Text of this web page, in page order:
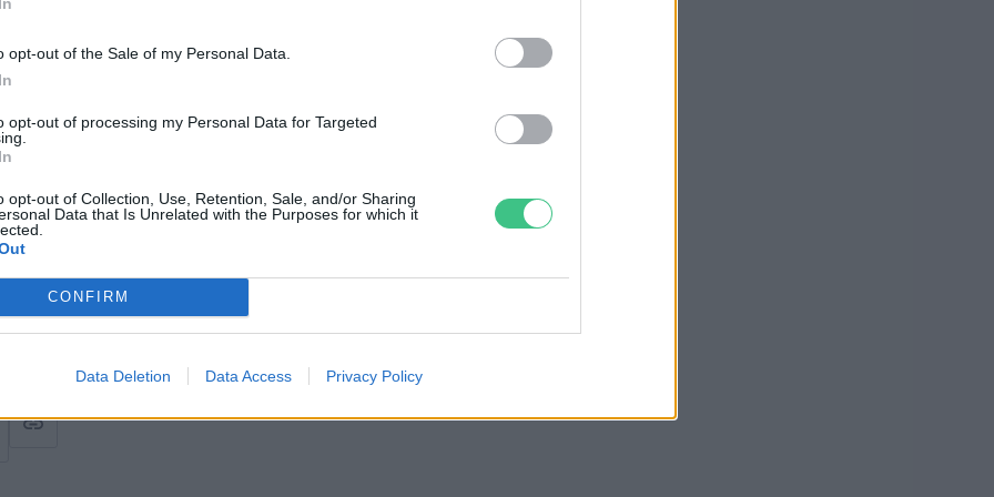
opt-out of the Sale of my Personal Data.
opt-out of processing my Personal Data for Targeted
opt-out of Collection, Use, Retention, Sale, and/or Sharing
Data that Is Unrelated with the Purposes for which it
CONFIRM
Data Deletion Data Access Privacy Policy
Diásdi Strand
Strand
Balaton 2023 Európa Kulturális
létre.
weboldalán.